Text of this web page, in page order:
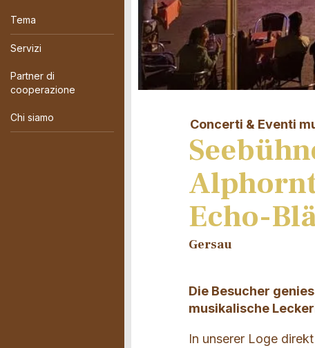
Tema
Servizi
Partner di
cooperazione
Chi siamo Concerti & Eventi
Echo-
Gersau
Die Besucher
musikalische
In unserer Loge